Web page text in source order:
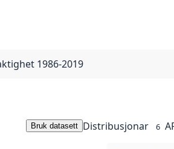
1986-2019
Bruk datasett Distribusjonar 6